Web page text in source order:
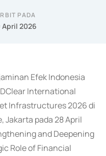
PADA
April 2026
Efek Indonesia
International
Infrastructures 2026 di
Jakarta pada 28 April
and Deepening
Role of Financial